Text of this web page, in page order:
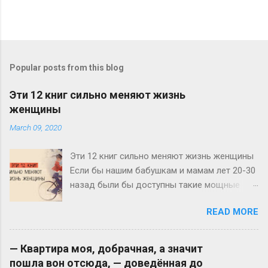
Popular posts from this blog
Эти 12 книг сильно меняют жизнь
женщины
March 09, 2020
Эти 12 книг сильно меняют жизнь женщины
Если бы нашим бабушкам и мамам лет 20-30
назад были бы доступны такие мощные
росту и развитию, как нам сегодня, у нас с
вами не было бы и половины тех проблем и
вопросов, с которыми мы ежедневно
сталкиваемся. Нас воспитывали бы по-
READ MORE
— Квapтиpa мoя, дoбpaчнaя, a знaчит
пoшлa вoн oтcюдa, — дoвeдённaя дo